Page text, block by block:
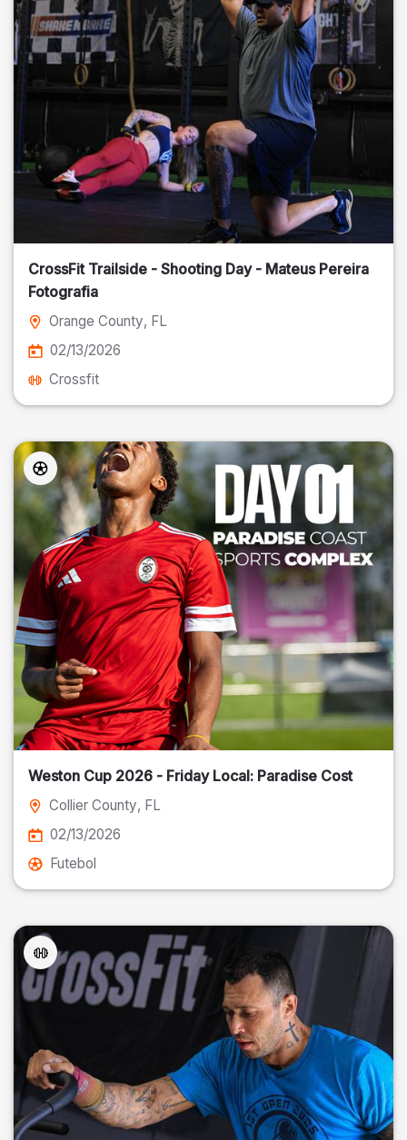
CrossFit Trailside - Shooting Day - Mateus Pereira
Fotografia
Orange County, FL
02/13/2026
Crossfit
Weston Cup 2026 - Friday Local: Paradise Cost
Collier County, FL
02/13/2026
Futebol